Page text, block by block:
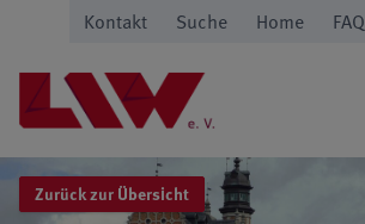
Kontakt Suche Home FAQ
Zurück zur Übersicht